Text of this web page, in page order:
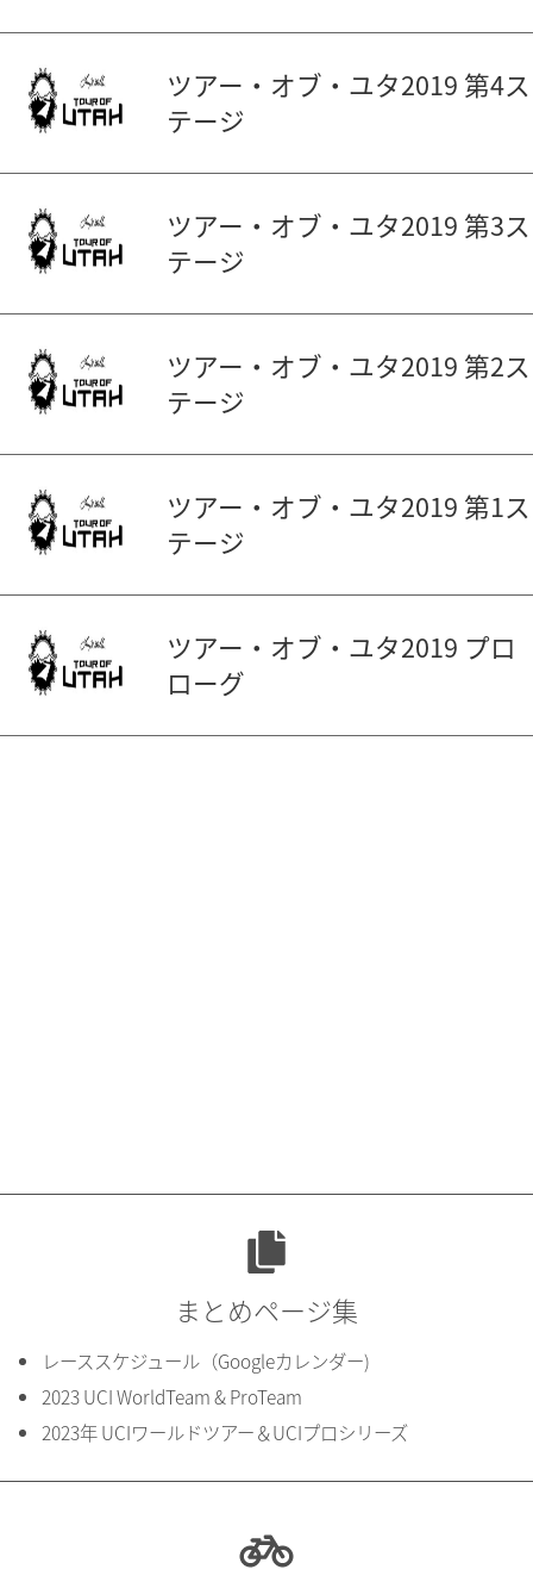
ツアー・オブ・ユタ2019 第4ス
テージ
ツアー・オブ・ユタ2019 第3ス
テージ
ツアー・オブ・ユタ2019 第2ス
テージ
ツアー・オブ・ユタ2019 第1ス
テージ
ツアー・オブ・ユタ2019 プロ
ローグ
まとめページ集
レーススケジュール（Googleカレンダー)
2023 UCI WorldTeam & ProTeam
2023年 UCIワールドツアー＆UCIプロシリーズ